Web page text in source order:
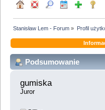
Stanisław Lem - Forum » Profil
Podsumowanie
gumiska
Juror